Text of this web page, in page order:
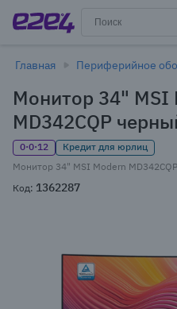
Главная Периферийное
Монитор 34" MSI
MD342CQP
0·0·12
Кредит для юрлиц
Код: 1362287